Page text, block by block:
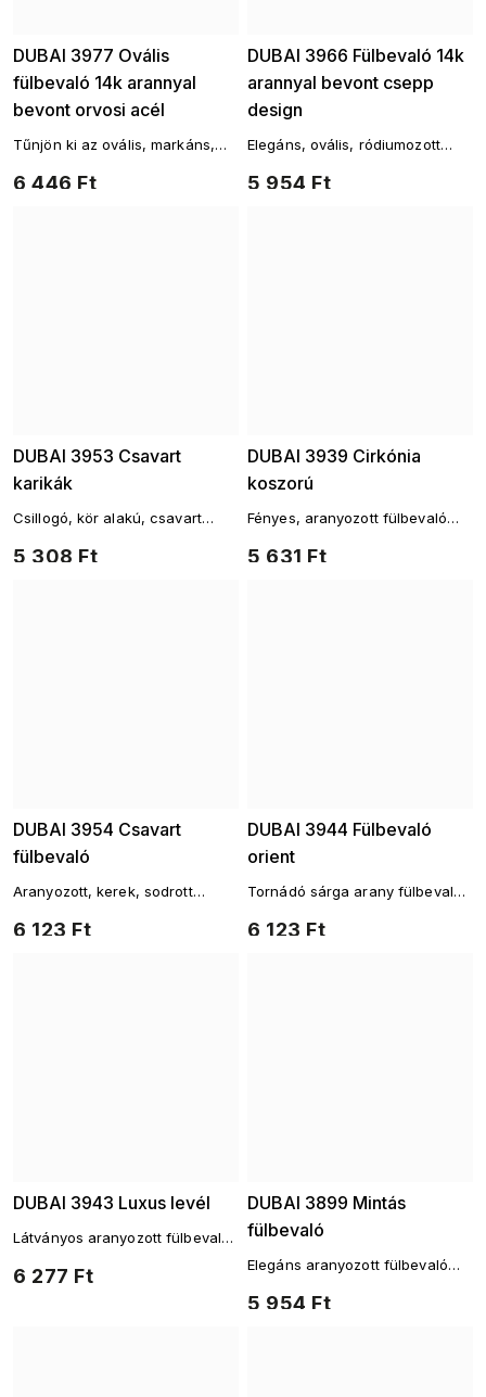
DUBAI 3977 Ovális
fülbevaló 14k arannyal
bevont orvosi acél
6 446 Ft
Tűnjön ki az ovális, markáns,
fülbevalókkal
DUBAI 3966 Fülbevaló 14k
arannyal bevont csepp
design
5 954 Ft
Elegáns, ovális, ródiumozott
DUBAI 3953 Csavart
karikák
5 308 Ft
Csillogó, kör alakú, csavart
DUBAI 3939 Cirkónia
koszorú
5 631 Ft
Fényes, aranyozott fülbevaló
DUBAI 3954 Csavart
fülbevaló
6 123 Ft
Aranyozott, kerek, sodrott
DUBAI 3944 Fülbevaló
orient
6 123 Ft
Tornádó sárga arany fülbevaló
DUBAI 3943 Luxus levél
6 277 Ft
Látványos aranyozott fülbevaló
DUBAI 3899 Mintás
fülbevaló
5 954 Ft
Elegáns aranyozott fülbevaló